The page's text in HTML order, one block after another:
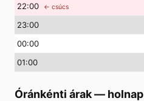
22:00 ← csúcs
23:00
00:00
01:00
Óránkénti árak — holnap